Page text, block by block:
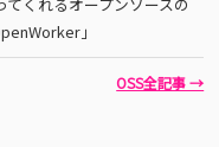
」
OSS全記事 →